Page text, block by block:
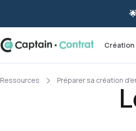
Ressources Préparer sa création